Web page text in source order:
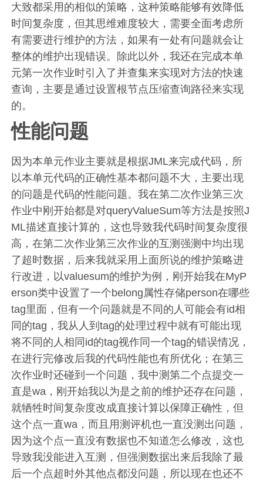
大致都采用的相似的策略，这种策略能够有效降低
时间复杂度，但其思维难度较大，需要全面考虑所
有需要进行维护的方法，如果有一处有问题就会让
整体的维护出现错误。除此以外，我还在完成本单
元第一次作业时引入了并查集来实现对方法的快速
查询，主要是通过设置根节点压缩查询路径来实现
的。
性能问题
因为本单元作业主要就是根据JML来完成代码，所
以本单元代码的正确性基本都问题不大，主要出现
的问题是代码的性能问题。我在第二次作业第三次
作业中刚开始都是对queryValueSum等方法是按照J
ML描述直接计算的，这也导致我代码时间复杂度很
高，在第二次作业第三次作业的互测强测中均出现
了超时数据，后来我就采用上面所说的维护策略进
行改进，以valuesum的维护为例，刚开始我在MyP
erson类中设置了一个belong属性存储person在哪些
tag里面，但有一个问题就是不同的人可能会有id相
同的tag，我从人到tag的处理过程中就有可能出现
将不同的人相同id的tag视作同一个tag的错误情况，
在进行完修改后我的代码性能也有所优化；在第三
次作业时还碰到一个问题，我中测第二个点提交一
直是wa，刚开始我以为是之前的维护还存在问题，
就牺牲时间复杂度改成直接计算以保障正确性，但
这个点一直wa，而且用测评机也一直没测出问题，
因为这个点一直没有数据也不知道怎么修改，这也
导致我没能进入互测，但强测数据出来后我除了最
后一个点超时外其他点都没问题，所以现在也还不